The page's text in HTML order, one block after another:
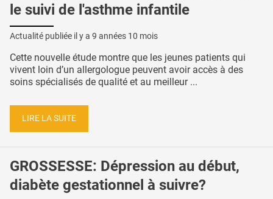
le suivi de l'asthme infantile
Actualité publiée il y a 9 années 10 mois
Cette nouvelle étude montre que les jeunes patients qui
vivent loin d’un allergologue peuvent avoir accès à des
soins spécialisés de qualité et au meilleur ...
LIRE LA SUITE
GROSSESSE: Dépression au début,
diabète gestationnel à suivre?